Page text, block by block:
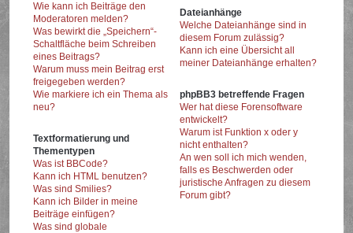
Wie kann ich Beiträge den
Moderatoren melden?
Was bewirkt die „Speichern“-
Schaltfläche beim Schreiben
eines Beitrags?
Warum muss mein Beitrag erst
freigegeben werden?
Wie markiere ich ein Thema als
neu?
Textformatierung und
Thementypen
Was ist BBCode?
Kann ich HTML benutzen?
Was sind Smilies?
Kann ich Bilder in meine
Beiträge einfügen?
Was sind globale
Dateianhänge
Welche Dateianhänge sind in
diesem Forum zulässig?
Kann ich eine Übersicht all
meiner Dateianhänge erhalten?
phpBB3 betreffende Fragen
Wer hat diese Forensoftware
entwickelt?
Warum ist Funktion x oder y
nicht enthalten?
An wen soll ich mich wenden,
falls es Beschwerden oder
juristische Anfragen zu diesem
Forum gibt?